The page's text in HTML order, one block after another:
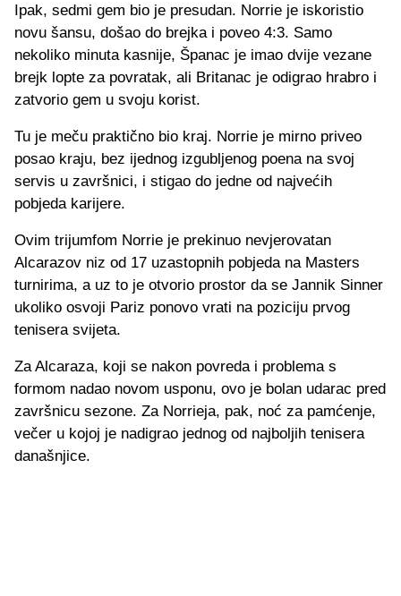
Ipak, sedmi gem bio je presudan. Norrie je iskoristio
novu šansu, došao do brejka i poveo 4:3. Samo
nekoliko minuta kasnije, Španac je imao dvije vezane
brejk lopte za povratak, ali Britanac je odigrao hrabro i
zatvorio gem u svoju korist.
Tu je meču praktično bio kraj. Norrie je mirno priveo
posao kraju, bez ijednog izgubljenog poena na svoj
servis u završnici, i stigao do jedne od najvećih
pobjeda karijere.
Ovim trijumfom Norrie je prekinuo nevjerovatan
Alcarazov niz od 17 uzastopnih pobjeda na Masters
turnirima, a uz to je otvorio prostor da se Jannik Sinner
ukoliko osvoji Pariz ponovo vrati na poziciju prvog
tenisera svijeta.
Za Alcaraza, koji se nakon povreda i problema s
formom nadao novom usponu, ovo je bolan udarac pred
završnicu sezone. Za Norrieja, pak, noć za pamćenje,
večer u kojoj je nadigrao jednog od najboljih tenisera
današnjice.